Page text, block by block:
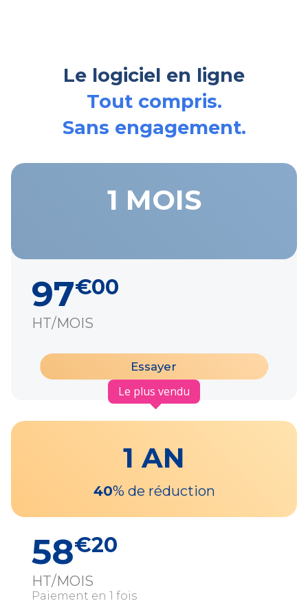
Le logiciel en ligne
Tout compris.
Sans engagement.
1 MOIS
97€00
HT/MOIS
Essayer
Le plus vendu
1 AN
40% de réduction
58€20
HT/MOIS
Paiement en 1 fois